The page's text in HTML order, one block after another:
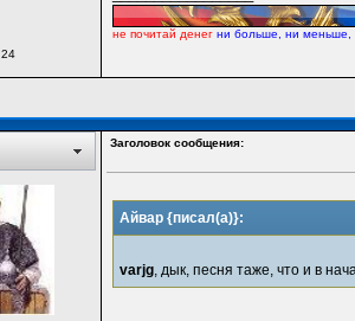
24
не почитай денег ни больше, ни меньше,
Заголовок сообщения:
Айвар {писал(а)}:
varjg , дык, песня таже, что и в